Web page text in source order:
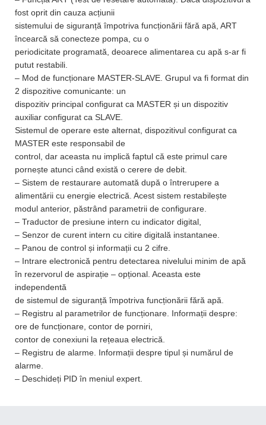
fost oprit din cauza acțiunii
sistemului de siguranță împotriva funcționării fără apă, ART
încearcă să conecteze pompa, cu o
periodicitate programată, deoarece alimentarea cu apă s-ar fi
putut restabili.
– Mod de funcționare MASTER-SLAVE. Grupul va fi format din
2 dispozitive comunicante: un
dispozitiv principal configurat ca MASTER și un dispozitiv
auxiliar configurat ca SLAVE.
Sistemul de operare este alternat, dispozitivul configurat ca
MASTER este responsabil de
control, dar aceasta nu implică faptul că este primul care
pornește atunci când există o cerere de debit.
– Sistem de restaurare automată după o întrerupere a
alimentării cu energie electrică. Acest sistem restabilește
modul anterior, păstrând parametrii de configurare.
– Traductor de presiune intern cu indicator digital,
– Senzor de curent intern cu citire digitală instantanee.
– Panou de control și informații cu 2 cifre.
– Intrare electronică pentru detectarea nivelului minim de apă
în rezervorul de aspirație – opțional. Aceasta este
independentă
de sistemul de siguranță împotriva funcționării fără apă.
– Registru al parametrilor de funcționare. Informații despre:
ore de funcționare, contor de porniri,
contor de conexiuni la rețeaua electrică.
– Registru de alarme. Informații despre tipul și numărul de
alarme.
– Deschideți PID în meniul expert.